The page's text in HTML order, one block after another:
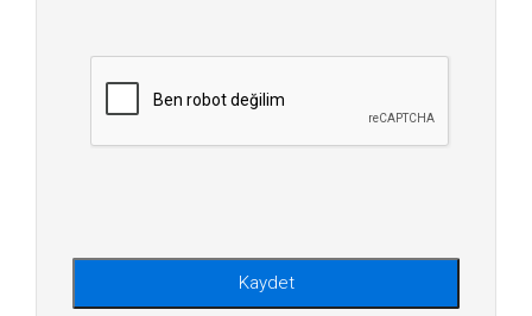
Kaydet